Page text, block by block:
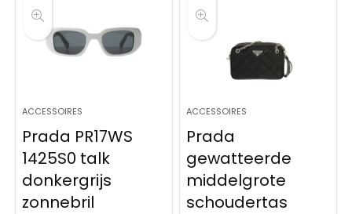
ACCESSOIRES
Prada PR17WS
1425S0 talk
donkergrijs
zonnebril
ACCESSOIRES
Prada
gewatteerde
middelgrote
schoudertas